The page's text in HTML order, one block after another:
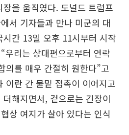
을 움직였다. 도널드 트럼프
서 기자들과 만나 미군의 대
간 13일 오후 11시부터 시작
우리는 상대편으로부터 연락
의를 매우 간절히 원한다”고
이란 간 물밑 접촉이 이어지고
해지면서, 겉으로는 긴장이
상 여지가 살아 있다는 인식